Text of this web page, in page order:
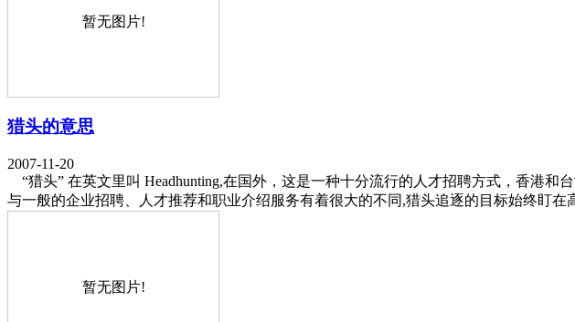
暂无图片!
猎头的意思
2007-11-20
“猎头” 在英文里叫 Headhunting,在国外，这是一种十分流行的人才招聘方式，香港
与一般的企业招聘、人才推荐和职业介绍服务有着很大的不同,猎头追逐的目标始终盯在
暂无图片!